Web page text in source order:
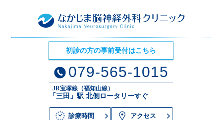
初診の方の事前受付はこちら
079-565-1015
JR宝塚線（福知山線）
「三田」駅 北側ロータリーすぐ
診療時間 アクセス